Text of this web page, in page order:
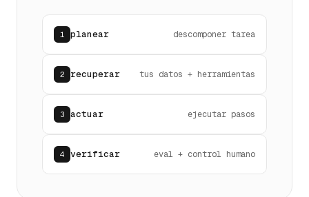
1 planear descomponer tarea
2 recuperar tus datos + herramientas
3 actuar ejecutar pasos
4 verificar eval + control humano